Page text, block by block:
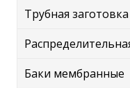
Трубная заготовка
Баки мембранные